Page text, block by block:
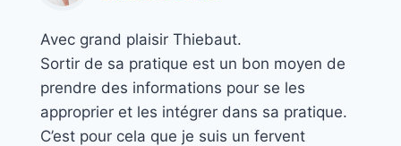
Avec grand plaisir Thiebaut.
Sortir de sa pratique est un bon moyen de
prendre des informations pour se les
approprier et les intégrer dans sa pratique.
C’est pour cela que je suis un fervent